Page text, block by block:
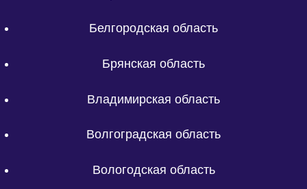
Белгородская область
Брянская область
Владимирская область
Волгоградская область
Вологодская область